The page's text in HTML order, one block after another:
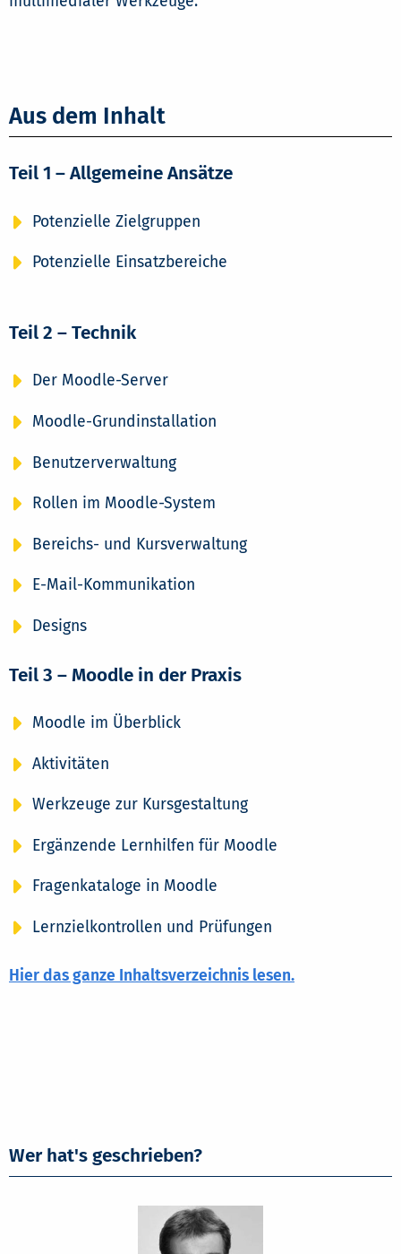
Aus dem Inhalt
Teil 1 – Allgemeine Ansätze
Potenzielle Zielgruppen
Potenzielle Einsatzbereiche
Teil 2 – Technik
Der Moodle-Server
Moodle-Grundinstallation
Benutzerverwaltung
Rollen im Moodle-System
Bereichs- und Kursverwaltung
E-Mail-Kommunikation
Designs
Teil 3 – Moodle in der Praxis
Moodle im Überblick
Aktivitäten
Werkzeuge zur Kursgestaltung
Ergänzende Lernhilfen für Moodle
Fragenkataloge in Moodle
Lernzielkontrollen und Prüfungen
Hier das ganze Inhaltsverzeichnis lesen.
Wer hat's geschrieben?